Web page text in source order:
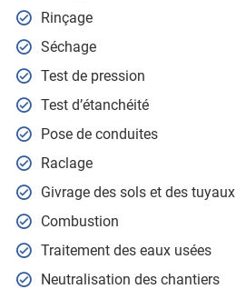
Rinçage
Séchage
Test de pression
Test d’étanchéité
Pose de conduites
Raclage
Givrage des sols et des tuyaux
Combustion
Traitement des eaux usées
Neutralisation des chantiers